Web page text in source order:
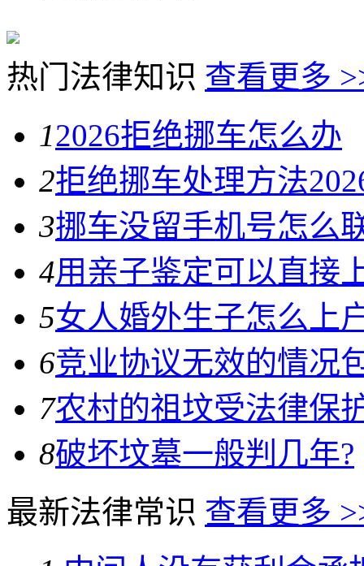
热门法律知识 查看更多
12026拒绝挪车怎么办
2拒绝挪车处理方法
3挪车没留手机号怎么
4用亲子鉴定可以直接
5女人婚外生子怎么上
6竞业协议无效的情况
7农村的祖坟受法律保
8破坏坟墓一般判几年?
最新法律常识 查看更多